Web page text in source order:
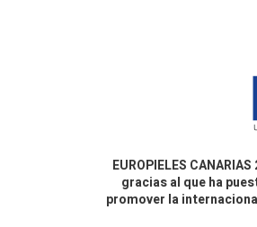
EUROPIELES
gracias al que ha
promover la